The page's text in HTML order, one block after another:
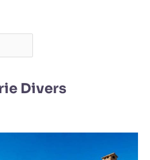
Divers